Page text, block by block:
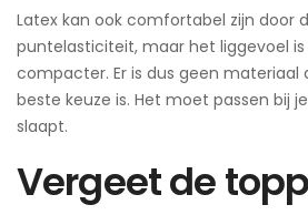
Latex kan ook comfortabel zijn door
puntelasticiteit, maar het liggevoel
compacter. Er is dus geen materiaal
beste keuze is. Het moet passen bij
slaapt.
Vergeet de